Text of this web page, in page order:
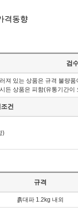
격동향
검
져 있는 상품은 규격 불량품
든 상품은 피함(유통기간이
건
)
규격
흙대파 1.2kg 내외